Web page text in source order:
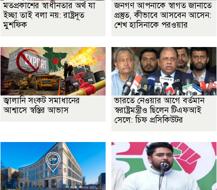
মতপ্রকাশের স্বাধীনতার অর্থ যা
ইচ্ছা তাই বলা নয়: রাষ্ট্রদূত
মুশফিক
জনগণ আপনাকে স্বাগত জানাতে
প্রস্তুত, কীভাবে আসবেন আসেন:
শেখ হাসিনাকে পরওয়ার
জ্বালানি সংকট সমাধানের
আশ্বাসে স্বস্তির আভাস
ভারতে নেওয়ার আগে বর্তমান
স্বরাষ্ট্রমন্ত্রীও ছিলেন টিএফআই
সেলে: চিফ প্রসিকিউটর